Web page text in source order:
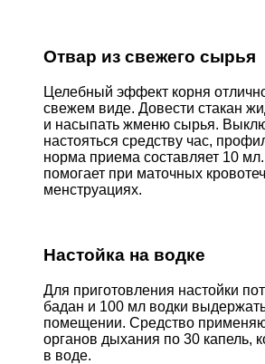
Отвар из свежего сырья
Целебный эффект корня
свежем виде. Довести стакан
и насыпать жменю сырья.
настояться средству час,
норма приема составляет 10
помогает при маточных
менструациях.
Настойка на водке
Для приготовления настойки
бадан и 100 мл водки
помещении. Средство
органов дыхания по 30 капель,
в воде.